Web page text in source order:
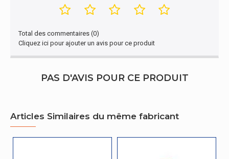
Poids du paquet
Design
Code du système
84439990
Total des commentaires (0)
Cliquez ici pour ajouter un avis pour ce produit
PAS D'AVIS POUR CE PRODUIT
Articles Similaires du même fabricant